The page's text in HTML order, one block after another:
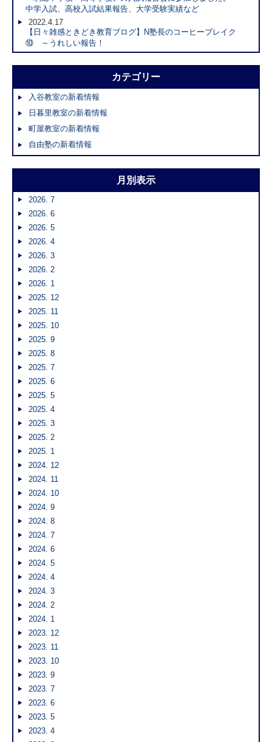
中学入試、高校入試結果報告、大学受験実績など
2022.4.17
【日々雑感ときどき教育ブログ】N塾長のコーヒーブレイク
⑩ ～うれしい報告！
カテゴリー
入谷教室の新着情報
日暮里教室の新着情報
町屋教室の新着情報
自由塾の新着情報
月別表示
2026. 7
2026. 6
2026. 5
2026. 4
2026. 3
2026. 2
2026. 1
2025. 12
2025. 11
2025. 10
2025. 9
2025. 8
2025. 7
2025. 6
2025. 5
2025. 4
2025. 3
2025. 2
2025. 1
2024. 12
2024. 11
2024. 10
2024. 9
2024. 8
2024. 7
2024. 6
2024. 5
2024. 4
2024. 3
2024. 2
2024. 1
2023. 12
2023. 11
2023. 10
2023. 9
2023. 7
2023. 6
2023. 5
2023. 4